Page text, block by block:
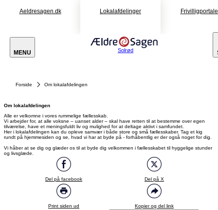
Aeldresagen.dk Lokalafdelinger
MENU Solrød
Forside Om lokalafdelingen
Om lokalafdelingen
Alle er velkomne i vores rummelige fællesskab.
Vi arbejder for, at alle voksne – uanset alder – skal have retten til at bestemme over egen
tilværelse, have et meningsfuldt liv og mulighed for at deltage aktivt i samfundet.
Her i lokalafdelingen kan du opleve samvær i både store og små fællesskaber. Tag et kig
rundt på hjemmesiden og se, hvad vi har at byde på - forhåbentlig er der også noget for dig.
Vi håber at se dig og glæder os til at byde dig velkommen i fællesskabet til hyggelige stunder
og livsglæde.
Del på facebook Del på X
Print siden ud Kopier og del link